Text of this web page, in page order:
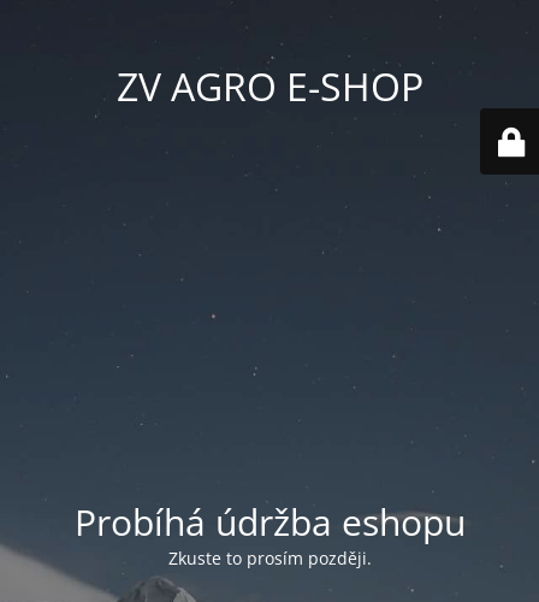
ZV AGRO E-SHOP
Probíhá údržba eshopu
Zkuste to prosím později.